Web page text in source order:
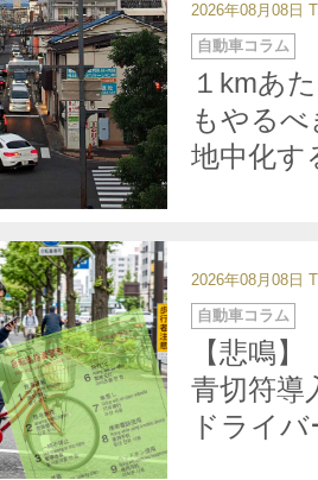
2026年08月08日
１kmあ
もやる
地中化す
カ
テ
ゴ
リ
ー
自動車コラム
2026年08月08日
【悲鳴
青切符導
ドライ
カ
テ自動車コラム